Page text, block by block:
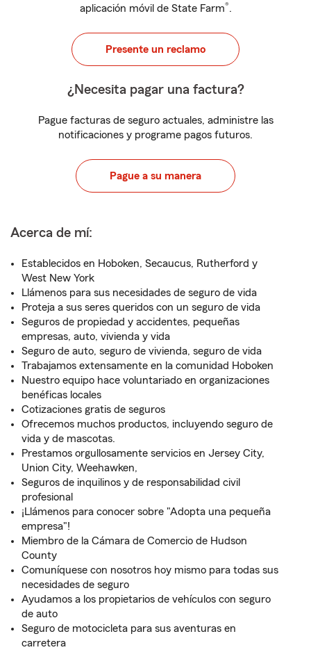
aplicación móvil de State Farm®.
Presente un reclamo
¿Necesita pagar una factura?
Pague facturas de seguro actuales, administre las
notificaciones y programe pagos futuros.
Pague a su manera
Acerca de mí:
Establecidos en Hoboken, Secaucus, Rutherford y
West New York
Llámenos para sus necesidades de seguro de vida
Proteja a sus seres queridos con un seguro de vida
Seguros de propiedad y accidentes, pequeñas
empresas, auto, vivienda y vida
Seguro de auto, seguro de vivienda, seguro de vida
Trabajamos extensamente en la comunidad Hoboken
Nuestro equipo hace voluntariado en organizaciones
benéficas locales
Cotizaciones gratis de seguros
Ofrecemos muchos productos, incluyendo seguro de
vida y de mascotas.
Prestamos orgullosamente servicios en Jersey City,
Union City, Weehawken,
Seguros de inquilinos y de responsabilidad civil
profesional
¡Llámenos para conocer sobre "Adopta una pequeña
empresa"!
Miembro de la Cámara de Comercio de Hudson
County
Comuníquese con nosotros hoy mismo para todas sus
necesidades de seguro
Ayudamos a los propietarios de vehículos con seguro
de auto
Seguro de motocicleta para sus aventuras en
carretera